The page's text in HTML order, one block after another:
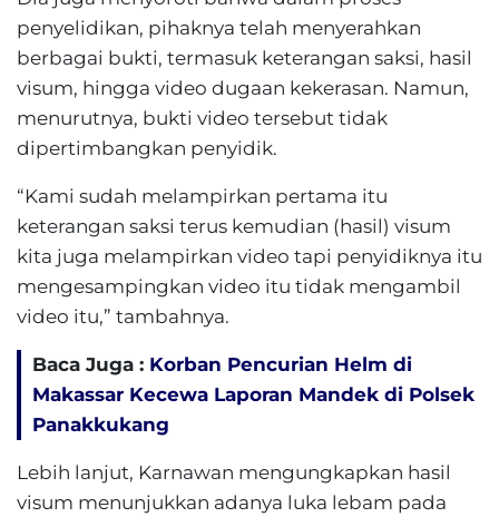
penyelidikan, pihaknya telah menyerahkan
berbagai bukti, termasuk keterangan saksi, hasil
visum, hingga video dugaan kekerasan. Namun,
menurutnya, bukti video tersebut tidak
dipertimbangkan penyidik.
“Kami sudah melampirkan pertama itu
keterangan saksi terus kemudian (hasil) visum
kita juga melampirkan video tapi penyidiknya itu
mengesampingkan video itu tidak mengambil
video itu,” tambahnya.
Baca Juga : Korban Pencurian Helm di
Makassar Kecewa Laporan Mandek di Polsek
Panakkukang
Lebih lanjut, Karnawan mengungkapkan hasil
visum menunjukkan adanya luka lebam pada